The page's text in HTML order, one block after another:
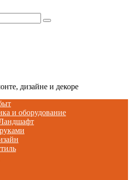
дизайне и декоре
и оборудование